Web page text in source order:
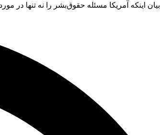
بیان اینکه آمریکا مسئله حقوق‌بشر را نه تنها